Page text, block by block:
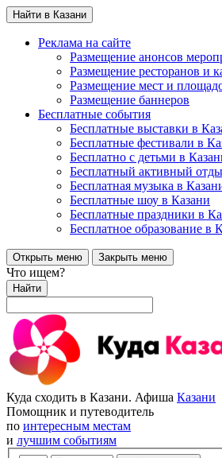
Найти в Казани
Реклама на сайте
Размещение анонсов
Размещение ресторанов и
Размещение мест и
Размещение баннеров
Бесплатные события
Бесплатные выставки в
Бесплатные фестивали в
Бесплатно с детьми в
Бесплатный активный
Бесплатная музыка в
Бесплатные шоу в Казани
Бесплатные праздники в
Бесплатное образование в
Открыть меню Закрыть меню
Что ищем?
Найти
Куда сходить в Казани. Афиша Казани
Помощник и путеводитель
по интересным местам
и лучшим событиям